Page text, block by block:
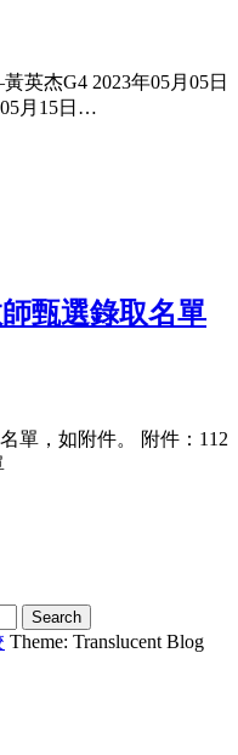
英杰G4 2023年05月05日
月15日…
甄選錄取名單
單，如附件。 附件：112
Theme: Translucent Blog